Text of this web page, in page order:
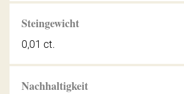
Steingewicht
0,01 ct.
Nachhaltigkeit